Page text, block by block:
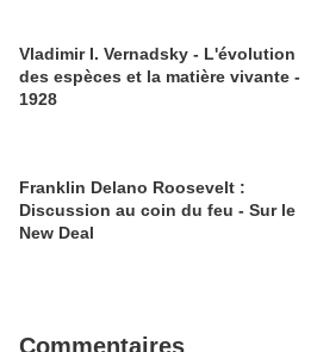
Vladimir I. Vernadsky - L'évolution
des espèces et la matière vivante -
1928
Franklin Delano Roosevelt :
Discussion au coin du feu - Sur le
New Deal
Commentaires